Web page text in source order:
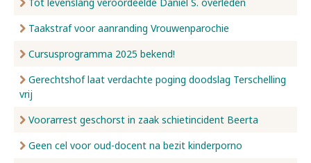
Taakstraf voor aanranding Vrouwenparochie
Cursusprogramma 2025 bekend!
Gerechtshof laat verdachte poging doodslag Terschelling
vrij
Voorarrest geschorst in zaak schietincident Beerta
Geen cel voor oud-docent na bezit kinderporno